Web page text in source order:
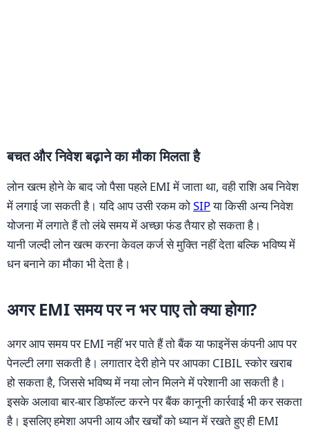
बचत और निवेश बढ़ाने का मौका मिलता है
लोन खत्म होने के बाद जो पैसा पहले EMI में जाता था, वही राशि अब निवेश
में लगाई जा सकती है। यदि आप उसी रकम कोSIPया किसी अन्य निवेश
योजना में लगाते हैं तो लंबे समय में अच्छा फंड तैयार हो सकता है।
यानी जल्दी लोन खत्म करना केवल कर्ज से मुक्ति नहीं देता बल्कि भविष्य में
धन बनाने का मौका भी देता है।
अगर EMI समय पर न भर पाए तो क्या होगा?
अगर आप समय पर EMI नहीं भर पाते हैं तो बैंक या फाइनेंस कंपनी आप पर
पेनल्टी लगा सकती है। लगातार देरी होने पर आपका CIBIL स्कोर खराब
हो सकता है, जिससे भविष्य में नया लोन मिलने में परेशानी आ सकती है।
इसके अलावा बार-बार डिफॉल्ट करने पर बैंक कानूनी कार्रवाई भी कर सकता
है। इसलिए हमेशा अपनी आय और खर्चों को ध्यान में रखते हुए ही EMI